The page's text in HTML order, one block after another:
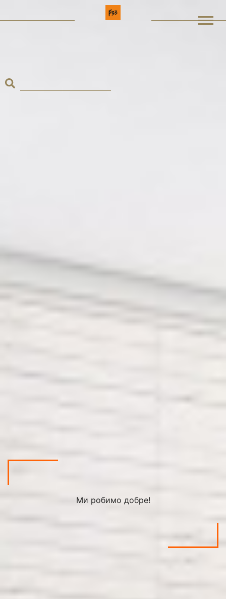
Ми робимо добре!